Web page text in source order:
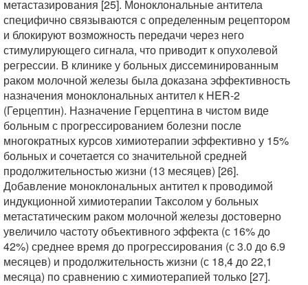
метастазирования [25]. Моноклональные антитела
специфично связываются с определенным рецептором
и блокируют возможность передачи через него
стимулирующего сигнала, что приводит к опухолевой
регрессии. В клинике у больных диссеминированным
раком молочной железы была доказана эффективность
назначения моноклональных антител к HER-2
(Герцептин). Назначение Герцептина в чистом виде
больным с прогрессированием болезни после
многократных курсов химиотерапии эффективно у 15%
больных и сочетается со значительной средней
продолжительностью жизни (13 месяцев) [26].
Добавление моноклональных антител к проводимой
индукционной химиотерапии Таксолом у больных
метастатическим раком молочной железы достоверно
увеличило частоту объективного эффекта (с 16% до
42%) среднее время до прогрессирования (с 3.0 до 6.9
месяцев) и продолжительность жизни (с 18,4 до 22,1
месяца) по сравнению с химиотерапией только [27].